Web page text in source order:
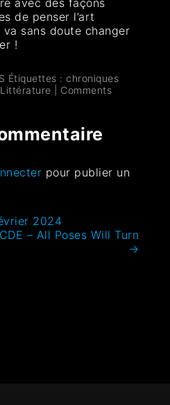
avec des façons
de penser l’art
va sans doute changer
!
Étiquettes :chroniques
Littérature Comments
pour publier un
2024
– All Poses Will Turn
→